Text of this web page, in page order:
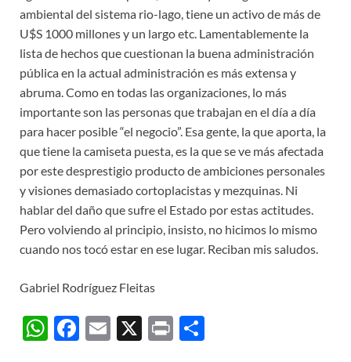
ambiental del sistema rio-lago, tiene un activo de más de
U$S 1000 millones y un largo etc. Lamentablemente la
lista de hechos que cuestionan la buena administración
pública en la actual administración es más extensa y
abruma. Como en todas las organizaciones, lo más
importante son las personas que trabajan en el día a día
para hacer posible “el negocio”. Esa gente, la que aporta, la
que tiene la camiseta puesta, es la que se ve más afectada
por este desprestigio producto de ambiciones personales
y visiones demasiado cortoplacistas y mezquinas. Ni
hablar del daño que sufre el Estado por estas actitudes.
Pero volviendo al principio, insisto, no hicimos lo mismo
cuando nos tocó estar en ese lugar. Reciban mis saludos.
Gabriel Rodríguez Fleitas
W F
E
X
P